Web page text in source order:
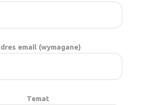
email (wymagane)
Temat